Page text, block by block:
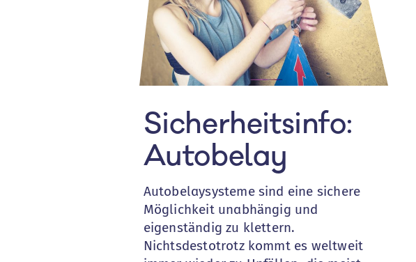
Sicherheitsinfo:
Autobelay
Autobelaysysteme sind eine sichere
Möglichkeit unabhängig und
eigenständig zu klettern.
Nichtsdestotrotz kommt es weltweit